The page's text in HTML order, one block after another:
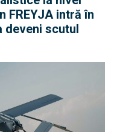
FREYJA intră în
deveni scutul